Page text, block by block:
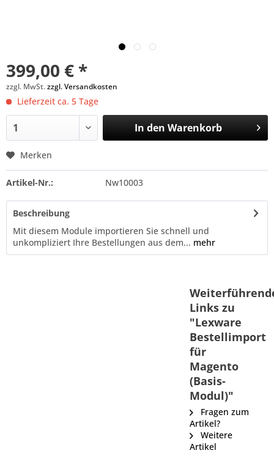
399,00 € *
zzgl. MwSt.zzgl. Versandkosten
Lieferzeit ca. 5 Tage
In den Warenkorb
Merken
Artikel-Nr.: Nw10003
Beschreibung
Mit diesem Module importieren Sie schnell und
unkompliziert Ihre Bestellungen aus dem... mehr
Links zu
"Lexware
Bestellimport
für
Magento
(Basis-
Modul)"
Fragen zum
Artikel?
Weitere
Artikel